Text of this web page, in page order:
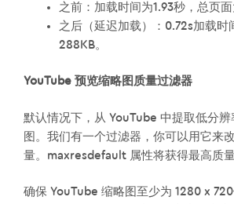
之前：加载时间为1.93秒，总页面
之后（延迟加载）：0.72s加载时
288KB。
YouTube 预览缩略图质量过滤器
默认情况下，从 YouTube 中提取低分辨
图。我们有一个过滤器，你可以用它来
量。maxresdefault 属性将获得最高质量
确保 YouTube 缩略图至少为 1280 x